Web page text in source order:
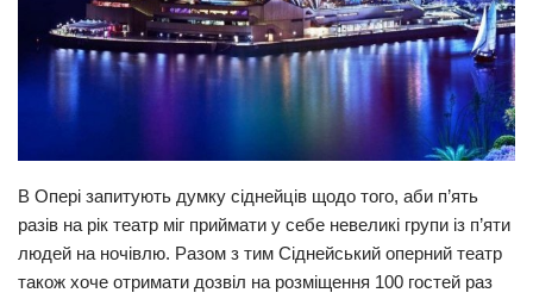
Цікаво
Наука
Технології
Історії
Рецепти
Привітання
Здоров’я
В Опері запитують думку сіднейців щодо того, аби п’ять
разів на рік театр міг приймати у себе невеликі групи із п’яти
людей на ночівлю. Разом з тим Сіднейський оперний театр
також хоче отримати дозвіл на розміщення 100 гостей раз